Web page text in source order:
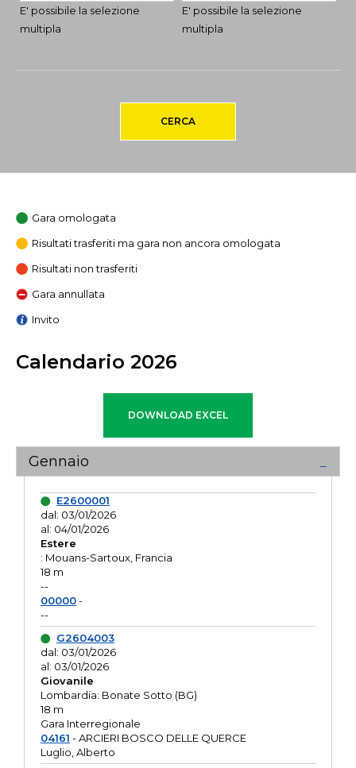
E' possibile la selezione
multipla
E' possibile la selezione
multipla
CERCA
Gara omologata
Risultati trasferiti ma gara non ancora omologata
Risultati non trasferiti
Gara annullata
Invito
Calendario 2026
Gennaio
E2600001
dal: 03/01/2026
al: 04/01/2026
Estere
: Mouans-Sartoux, Francia
18 m
--
00000-
--
G2604003
dal: 03/01/2026
al: 03/01/2026
Giovanile
Lombardia: Bonate Sotto (BG)
18 m
Gara Interregionale
04161 - ARCIERI BOSCO DELLE QUERCE
Luglio, Alberto